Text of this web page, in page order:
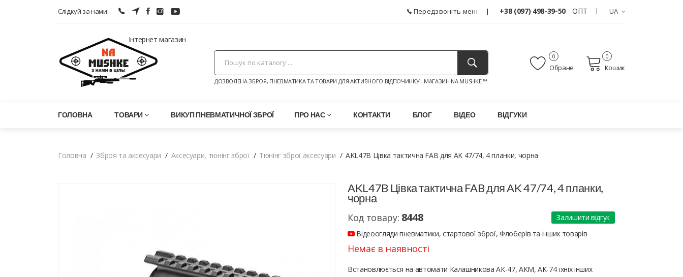
Слідкуй за нами: Передзвоніть мені +38 (097) 498-39-50 ОПТ UA
Інтернет магазин
ДОЗВОЛЕНА ЗБРОЯ, ПНЕВМАТИКА ТА ТОВАРИ ДЛЯ АКТИВНОГО ВІДПОЧИНКУ - МАГАЗИН NA MUSHKE!™
Обране
0
Кошик
0
ГОЛОВНА ТОВАРИ ВИКУП ПНЕВМАТИЧНОЇ ЗБРОЇ ПРО НАС КОНТАКТИ БЛОГ ВІДЕО ВІДГУКИ
Головна Зброя та аксесуари Аксесуари, тюнінг зброї Тюнінг зброї аксесуари AKL47B Цівка тактична FAB для AK 47/74, 4 планки, чорна
AKL47B Цівка тактична FAB для AK 47/74, 4 планки,
чорна
Код товару: 8448
Залишити відгук
Відеоогляди пневматики, стартової зброї, Флоберів та інших товарів
Немає в наявності
Встановлюється на автомати Калашникова АК-47, АКМ, АК-74 їхніх інших